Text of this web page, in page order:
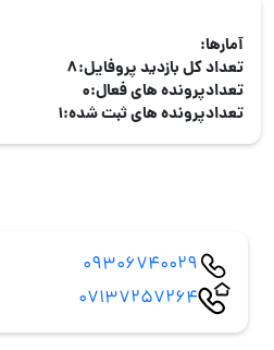
آمارها:
تعداد کل بازدید پروفایل:8
تعدادپرونده های فعال:0
تعدادپرونده های ثبت شده:1
09306740029
07137257264